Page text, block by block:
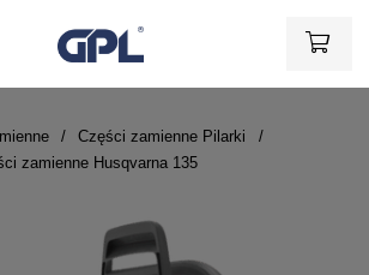
Części zamienne Pilarki
zamienne Husqvarna 135